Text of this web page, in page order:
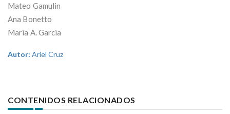
Mateo Gamulin
Ana Bonetto
Maria A. Garcia
Autor: Ariel Cruz
CONTENIDOS RELACIONADOS